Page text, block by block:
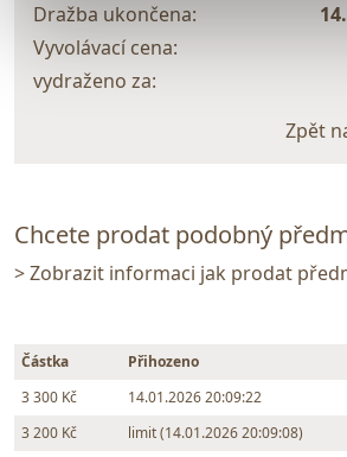
Dražba ukončena:
Vyvolávací cena:
vydraženo za:
Zpět
Chcete prodat podobný
> Zobrazit informaci jak prodat
Částka Přihozeno
3 300 Kč
14.01.2026 20:09:22
3 200 Kč
limit (14.01.2026 20:09:08)